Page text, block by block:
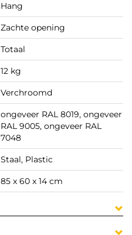
Hang
Zachte opening
Totaal
12 kg
Verchroomd
ongeveer RAL 8019, ongeveer
RAL 9005, ongeveer RAL
7048
Staal, Plastic
85 x 60 x 14 cm